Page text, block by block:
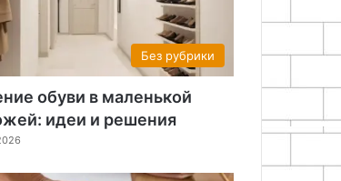
Без рубрики
обуви в маленькой
идеи и решения